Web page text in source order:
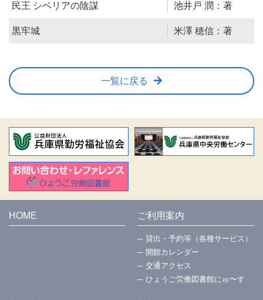
民王 シベリアの陰謀 池井戸 潤：著
黒牢城 米澤 穂信：著
一覧に戻る
HOME ご利用案内
貸出・予約等（各種サービス）
開館カレンダー
交通アクセス
ひょうご労働図書館にゅ〜す